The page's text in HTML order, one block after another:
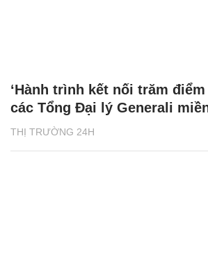
THỊ TRƯỜNG 24H
‘Hành trình kết nối trăm điểm
các Tổng Đại lý Generali